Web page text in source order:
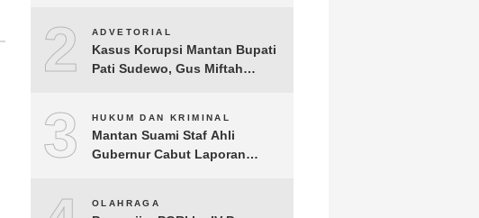
2 ADVETORIAL
Kasus Korupsi Mantan Bupati
Pati Sudewo, Gus Miftah
3 HUKUM DAN KRIMINAL
Mantan Suami Staf Ahli
Gubernur Cabut Laporan
OLAHRAGA